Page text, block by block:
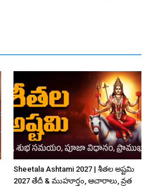
Sheetala Ashtami 2027 | శీతల అష్టమి
2027 తేదీ & ముహూర్తం, ఆచారాలు, వ్రత